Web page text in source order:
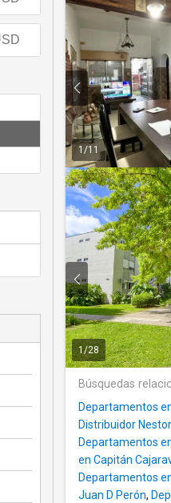
1 /11
1/28
Búsquedas
Departamentos
Distribuidor
Departamentos
en Capitán
Departamentos
Juan D Perón,